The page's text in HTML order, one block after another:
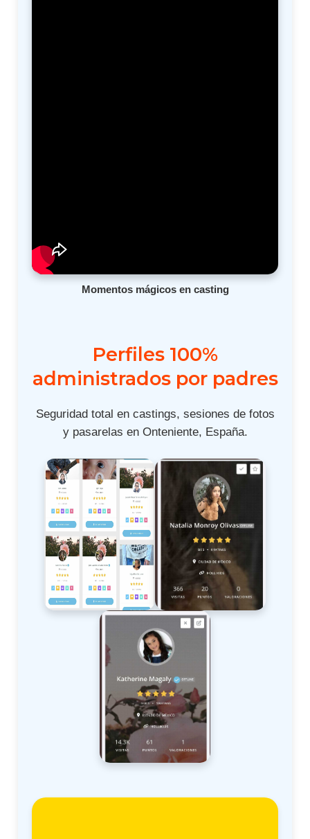
Momentos mágicos en casting
Perfiles 100%
administrados por padres
Seguridad total en castings, sesiones de fotos
y pasarelas en Onteniente, España.